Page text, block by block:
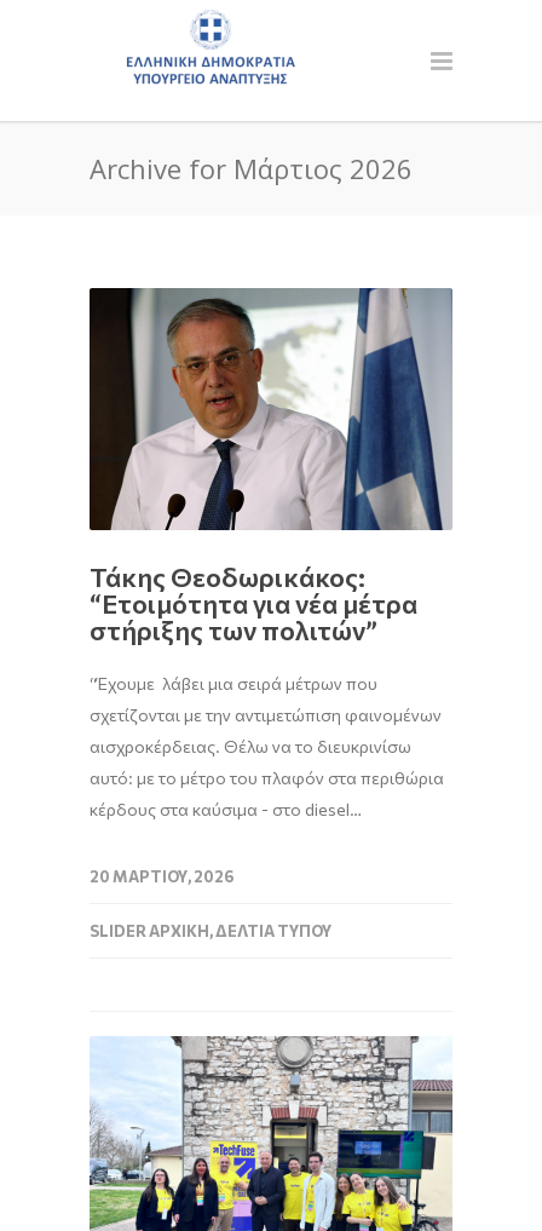
Archive for Μάρτιος 2026
Τάκης Θεοδωρικάκος:
“Ετοιμότητα για νέα μέτρα
στήριξης των πολιτών”
“Έχουμε λάβει μια σειρά μέτρων που
σχετίζονται με την αντιμετώπιση φαινομένων
αισχροκέρδειας. Θέλω να το διευκρινίσω
αυτό: με το μέτρο του πλαφόν στα περιθώρια
κέρδους στα καύσιμα - στο diesel…
20 ΜΑΡΤΊΟΥ, 2026
SLIDER ΑΡΧΙΚΉ,ΔΕΛΤΊΑ ΤΎΠΟΥ